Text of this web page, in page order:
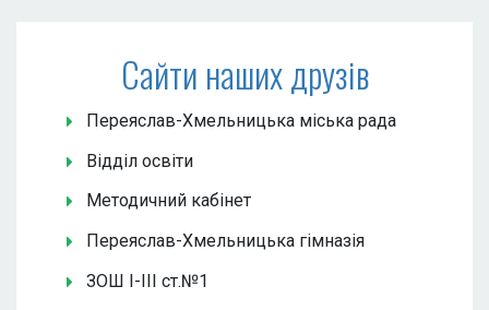
Сайти наших друзів
Переяслав-Хмельницька міська рада
Відділ освіти
Методичний кабінет
Переяслав-Хмельницька гімназія
ЗОШ І-ІІІ ст.№1